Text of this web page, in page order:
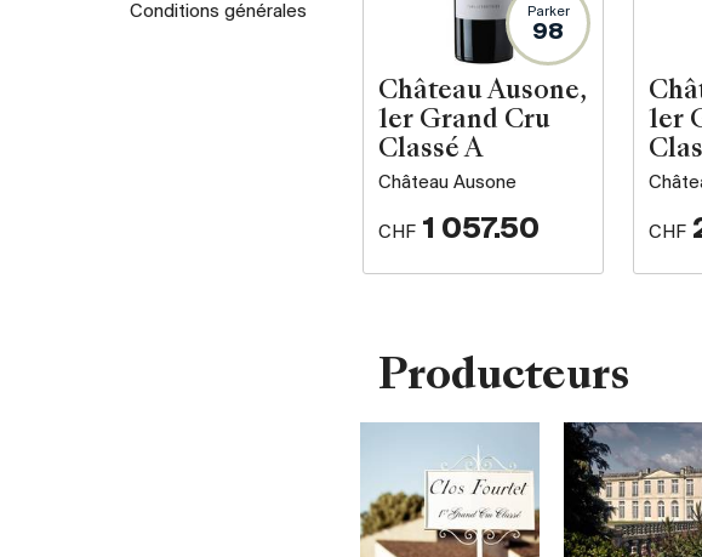
Conditions générales Parker
98
Château Ausone,
1er Grand Cru
Classé A
Château Ausone
CHF 1 057.50
1er
CHF
Producteurs